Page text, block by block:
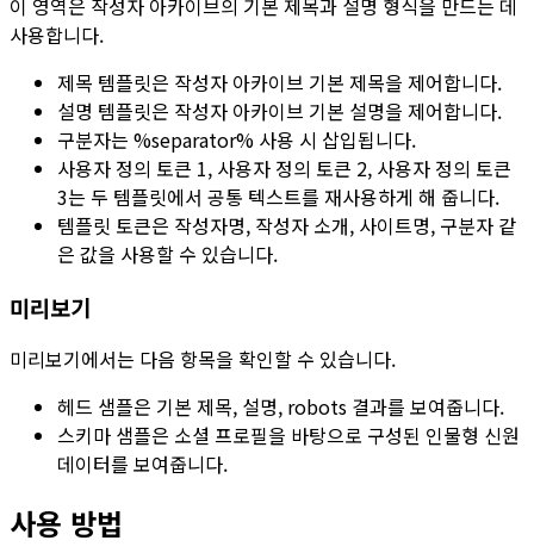
이 영역은 작성자 아카이브의 기본 제목과 설명 형식을 만드는 데
사용합니다.
제목 템플릿은 작성자 아카이브 기본 제목을 제어합니다.
설명 템플릿은 작성자 아카이브 기본 설명을 제어합니다.
구분자는 %separator% 사용 시 삽입됩니다.
사용자 정의 토큰 1, 사용자 정의 토큰 2, 사용자 정의 토큰
3는 두 템플릿에서 공통 텍스트를 재사용하게 해 줍니다.
템플릿 토큰은 작성자명, 작성자 소개, 사이트명, 구분자 같
은 값을 사용할 수 있습니다.
미리보기
미리보기에서는 다음 항목을 확인할 수 있습니다.
헤드 샘플은 기본 제목, 설명, robots 결과를 보여줍니다.
스키마 샘플은 소셜 프로필을 바탕으로 구성된 인물형 신원
데이터를 보여줍니다.
사용 방법